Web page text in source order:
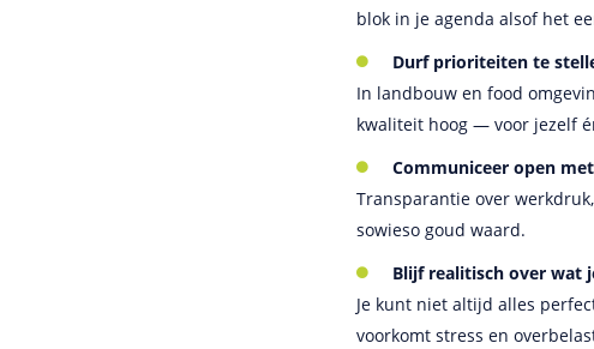
blok in je agenda alsof het
Durf prioriteiten te
In landbouw en food
kwaliteit hoog — voor jezelf
Communiceer open
Transparantie over
sowieso goud waard.
Blijf realitisch over wat
Je kunt niet altijd alles
voorkomt stress en